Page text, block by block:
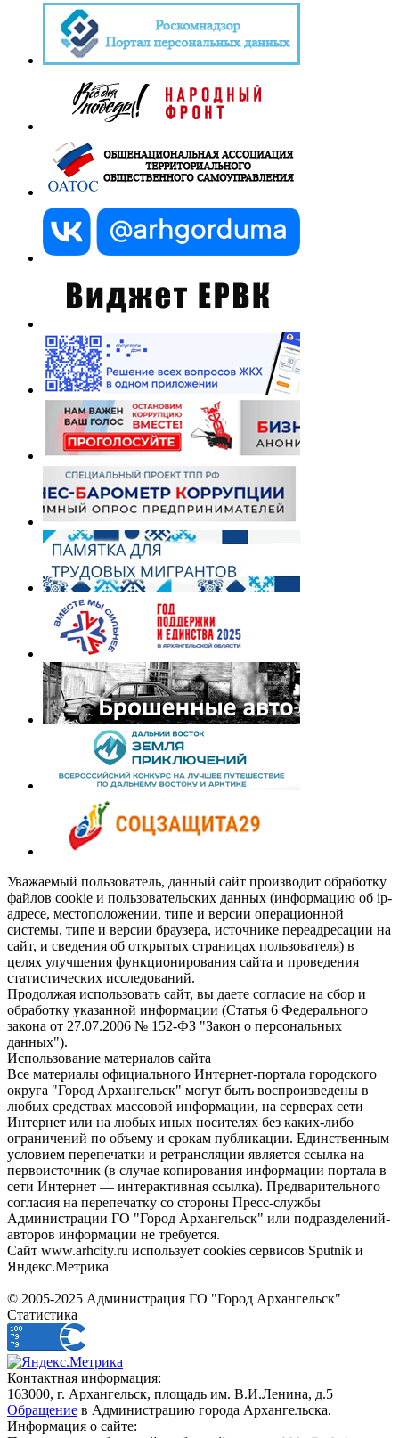
Уважаемый пользователь, данный сайт производит обработку
файлов cookie и пользовательских данных (информацию об ip-
адресе, местоположении, типе и версии операционной
системы, типе и версии браузера, источнике переадресации на
сайт, и сведения об открытых страницах пользователя) в
целях улучшения функционирования сайта и проведения
статистических исследований.
Продолжая использовать сайт, вы даете согласие на сбор и
обработку указанной информации (Статья 6 Федерального
закона от 27.07.2006 № 152-ФЗ "Закон о персональных
данных").
Использование материалов сайта
Все материалы официального Интернет-портала городского
округа "Город Архангельск" могут быть воспроизведены в
любых средствах массовой информации, на серверах сети
Интернет или на любых иных носителях без каких-либо
ограничений по объему и срокам публикации. Единственным
условием перепечатки и ретрансляции является ссылка на
первоисточник (в случае копирования информации портала в
сети Интернет — интерактивная ссылка). Предварительного
согласия на перепечатку со стороны Пресс-службы
Администрации ГО "Город Архангельск" или подразделений-
авторов информации не требуется.
Сайт www.arhcity.ru использует cookies сервисов Sputnik и
Яндекс.Метрика
© 2005-2025 Администрация ГО "Город Архангельск"
Статистика
Контактная информация:
163000, г. Архангельск, площадь им. В.И.Ленина, д.5
Обращение в Администрацию города Архангельска.
Информация о сайте: